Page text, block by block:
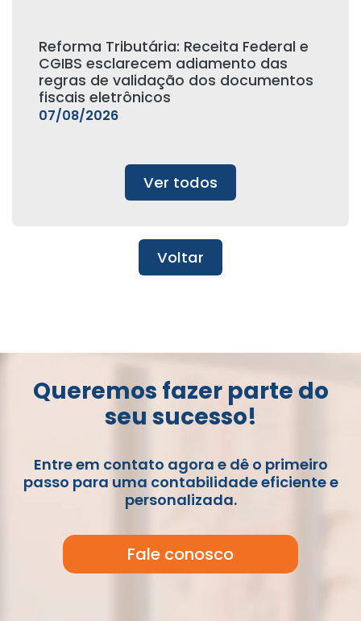
Reforma Tributária: Receita Federal e
CGIBS esclarecem adiamento das
regras de validação dos documentos
fiscais eletrônicos
07/08/2026
Ver todos
Voltar
Queremos fazer parte do
seu sucesso!
Entre em contato agora e dê o primeiro
passo para uma contabilidade eficiente e
personalizada.
Fale conosco